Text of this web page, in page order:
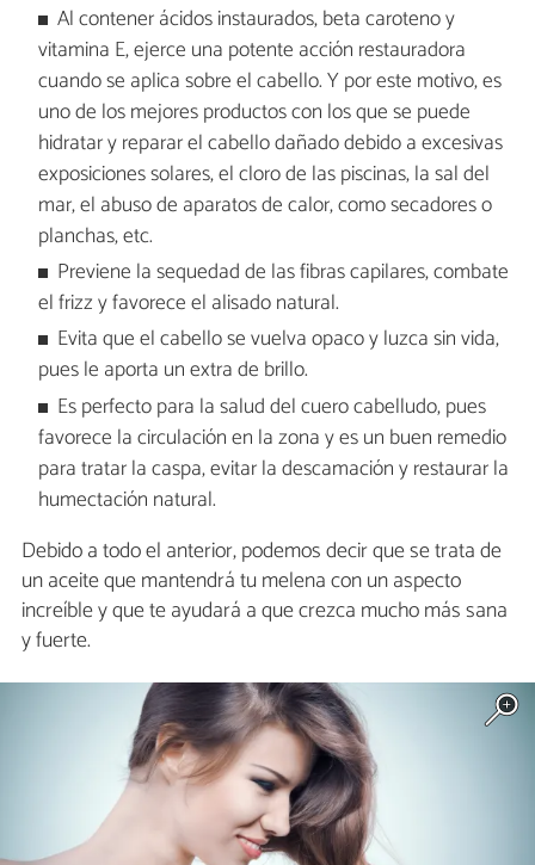
Al contener ácidos instaurados, beta caroteno y
vitamina E, ejerce una potente acción restauradora
cuando se aplica sobre el cabello. Y por este motivo, es
uno de los mejores productos con los que se puede
hidratar y reparar el cabello dañado debido a excesivas
exposiciones solares, el cloro de las piscinas, la sal del
mar, el abuso de aparatos de calor, como secadores o
planchas, etc.
Previene la sequedad de las fibras capilares, combate
el frizz y favorece el alisado natural.
Evita que el cabello se vuelva opaco y luzca sin vida,
pues le aporta un extra de brillo.
Es perfecto para la salud del cuero cabelludo, pues
favorece la circulación en la zona y es un buen remedio
para tratar la caspa, evitar la descamación y restaurar la
humectación natural.
Debido a todo el anterior, podemos decir que se trata de
un aceite que mantendrá tu melena con un aspecto
increíble y que te ayudará a que crezca mucho más sana
y fuerte.